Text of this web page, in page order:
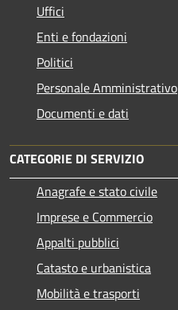
Uffici
Enti e fondazioni
Politici
Personale Amministrativo
Documenti e dati
CATEGORIE DI SERVIZIO
Anagrafe e stato civile
Imprese e Commercio
Appalti pubblici
Catasto e urbanistica
Mobilità e trasporti